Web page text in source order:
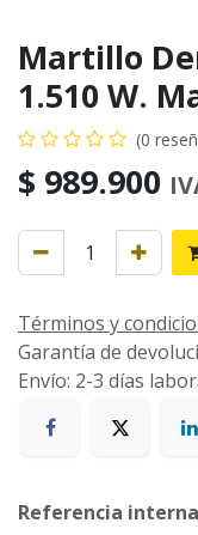
Martillo
1.510 W.
(0
$ 989.900
Términos y
Garantía de
Envío: 2-3 días
Referencia